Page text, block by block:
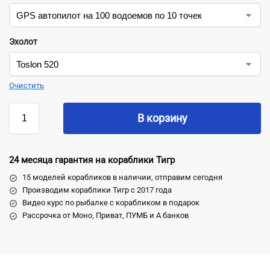
Эхолот
Очистить
В корзину
24 месяца гарантия на кораблики Тигр
15 моделей корабликов в наличии, отправим сегодня
Производим кораблики Тигр с 2017 года
Видео курс по рыбалке с корабликом в подарок
Рассрочка от Моно, Приват, ПУМБ и А банков